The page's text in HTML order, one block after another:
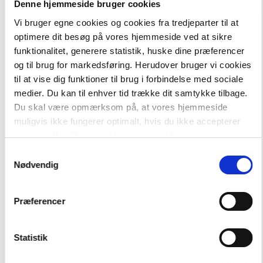
Denne hjemmeside bruger cookies
Vi bruger egne cookies og cookies fra tredjeparter til at
optimere dit besøg på vores hjemmeside ved at sikre
funktionalitet, generere statistik, huske dine præferencer
og til brug for markedsføring. Herudover bruger vi cookies
til at vise dig funktioner til brug i forbindelse med sociale
medier. Du kan til enhver tid trække dit samtykke tilbage.
Du skal være opmærksom på, at vores hjemmeside
muligvis ikke fungerer optimalt, hvis du ikke accepterer
cookies eller tilbagetrækker et samtykke.
Nødvendig
Præferencer
Statistik
- +
Chunks til tysk 6. kl.